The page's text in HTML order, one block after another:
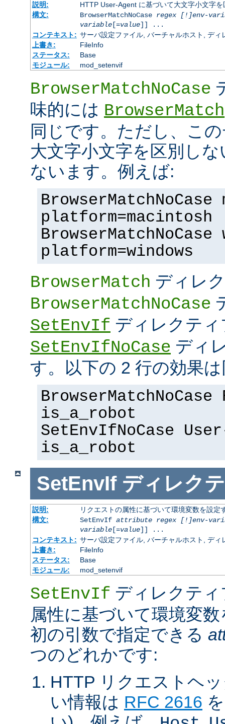
説明:
HTTP User-Agent に基づいて大文字小文字
構文:
BrowserMatchNoCase regex [!]env-
variable[=value]] ...
コンテキスト: サーバ設定ファイル, バーチャルホスト, ディ
上書き:
FileInfo
ステータス:
Base
モジュール:
mod_setenvif
BrowserMatchNoCase
味的には BrowserMatch
同じです。ただし、こ
大文字小文字を区別し
ないます。例えば:
BrowserMatchNoCase
platform=macintosh
BrowserMatchNoCase
platform=windows
BrowserMatch ディレ
BrowserMatchNoCase
SetEnvIf ディレクティ
SetEnvIfNoCase ディ
す。以下の 2 行の効果
BrowserMatchNoCase
is_a_robot
SetEnvIfNoCase
is_a_robot
SetEnvIf ディレク
説明:
リクエストの属性に基づいて環境変数を設定
構文:
SetEnvIf attribute regex [!]env-
variable[=value]] ...
コンテキスト: サーバ設定ファイル, バーチャルホスト, ディ
上書き:
FileInfo
ステータス:
Base
モジュール:
mod_setenvif
SetEnvIf ディレクテ
属性に基づいて環境変
初の引数で指定できる
つのどれかです:
HTTP リクエストヘ
い情報は RFC 2616